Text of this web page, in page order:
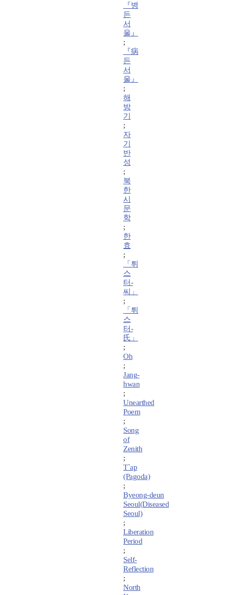
『병
든
서
울』
;
『病
든
서
울』
;
해
방
기
;
자
기
반
성
;
북
한
시
문
학
;
한
효
;
「튀
스
터-
씨」
;
「튀
스
터-
氏」
;
Oh
;
Jang-
hwan
;
Unearthed
Poem
;
Song
of
Zenith
;
T`ap
(Pagoda)
;
Byeong-deun
Seoul(Diseased
Seoul)
;
Liberation
Period
;
Self-
Reflection
;
North